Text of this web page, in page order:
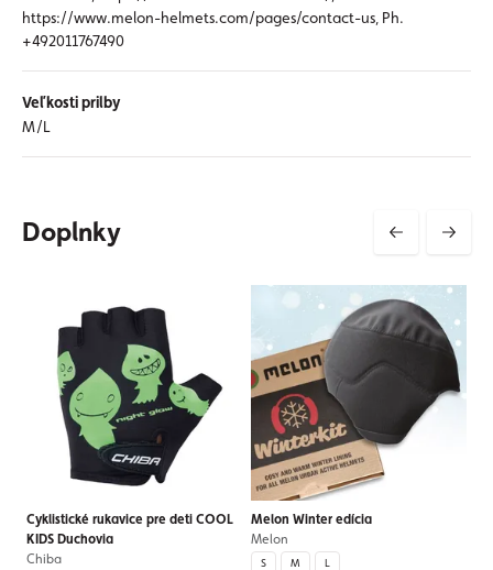
https://www.melon-helmets.com/pages/contact-us, Ph.
+492011767490
Veľkosti prilby
M/L
Doplnky
Cyklistické rukavice pre deti COOL
KIDS Duchovia
Chiba
Melon Winter edícia
Melon
S M L